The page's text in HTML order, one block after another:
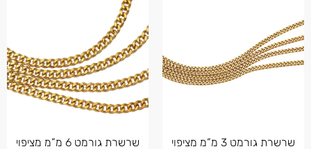
שרשרת גורמט 3 מ”מ מציפוי
שרשרת גורמט 6 מ”מ מציפוי